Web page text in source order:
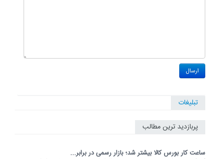
تبلیغات
پربازدید ترین مطالب
ساعت کار بورس کالا بیشتر شد؛ بازار رسمی در برابر...